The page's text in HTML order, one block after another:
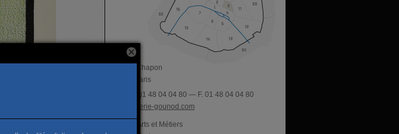
13, rue Chapon
75003 Paris
T. +33 (0)1 48 04 04 80 — F. 01 48 04 04 80
www.galerie-gounod.com
Arts et Métiers